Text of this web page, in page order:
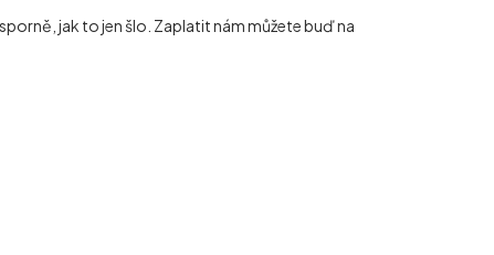
jak to jen šlo. Zaplatit nám můžete buď na